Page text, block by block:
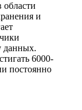
и
данных.
6000-
постоянно